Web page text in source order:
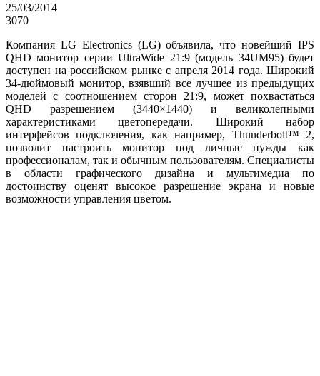
25/03/2014
3070
Компания LG Electronics (LG) объявила, что новейший IPS
QHD монитор серии UltraWide 21:9 (модель 34UM95) будет
доступен на российском рынке с апреля 2014 года. Широкий
34-дюймовый монитор, взявший все лучшее из предыдущих
моделей с соотношением сторон 21:9, может похвастаться
QHD разрешением (3440×1440) и великолепными
характеристиками цветопередачи. Широкий набор
интерфейсов подключения, как например, Thunderbolt™ 2,
позволит настроить монитор под личные нужды как
профессионалам, так и обычным пользователям. Специалисты
в области графического дизайна и мультимедиа по
достоинству оценят высокое разрешение экрана и новые
возможности управления цветом.